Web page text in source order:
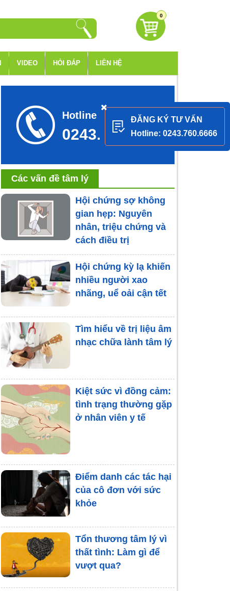
0
VIDEO HỎI ĐÁP LIÊN HỆ
Hotline tư vấn
0243.760.6666
Các vấn đề tâm lý
Hội chứng sợ không
gian hẹp: Nguyên
nhân, triệu chứng và
cách điều trị
Hội chứng kỳ lạ khiến
nhiều người xao
nhãng, uể oải cận tết
Tìm hiểu về trị liệu âm
nhạc chữa lành tâm lý
Kiệt sức vì đồng cảm:
tình trạng thường gặp
ở nhân viên y tế
Điểm danh các tác hại
của cô đơn với sức
khỏe
Tổn thương tâm lý vì
thất tình: Làm gì để
vượt qua?
ĐĂNG KÝ TƯ VẤN
Hotline: 0243.760.6666